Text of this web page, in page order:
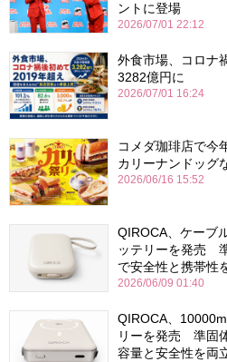
ントに登場
2026/07/01 22:12
外食市場、コロナ
3282億円に
2026/07/01 16:24
コメダ珈琲店で
カリーナンドッグ
2026/06/16 15:52
QIROCA、ケーブ
ッテリーを発売
で安全性と携帯性
2026/06/09 01:40
QIROCA、
リーを発売 準固
容量と安全性を両